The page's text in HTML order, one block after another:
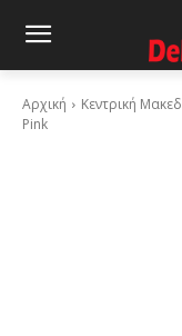
Αρχική Κεντρική
Pink